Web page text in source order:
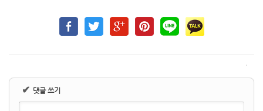
✔ 댓글 쓰기